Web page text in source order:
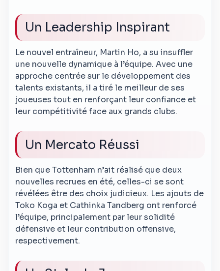
Un Leadership Inspirant
Le nouvel entraîneur, Martin Ho, a su insuffler
une nouvelle dynamique à l’équipe. Avec une
approche centrée sur le développement des
talents existants, il a tiré le meilleur de ses
joueuses tout en renforçant leur confiance et
leur compétitivité face aux grands clubs.
Un Mercato Réussi
Bien que Tottenham n’ait réalisé que deux
nouvelles recrues en été, celles-ci se sont
révélées être des choix judicieux. Les ajouts de
Toko Koga et Cathinka Tandberg ont renforcé
l’équipe, principalement par leur solidité
défensive et leur contribution offensive,
respectivement.